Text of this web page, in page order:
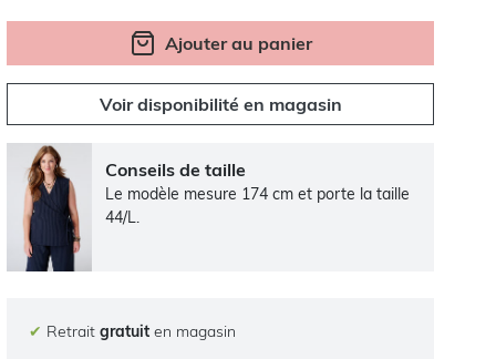
Ajouter au panier
Voir disponibilité en magasin
Conseils de taille
Le modèle mesure 174 cm et porte la taille
44/L.
✔ Retraitgratuit en magasin